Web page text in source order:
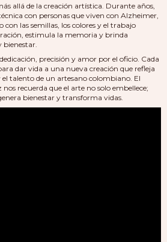
allá de la creación artística. Durante años,
con personas que viven con Alzheimer,
con las semillas, los colores y el trabajo
estimula la memoria y brinda
precisión y amor por el oficio. Cada
dar vida a una nueva creación que refleja
talento de un artesano colombiano. El
recuerda que el arte no solo embellece;
bienestar y transforma vidas.